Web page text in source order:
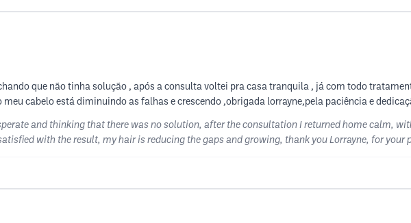
que não tinha solução , após a consulta voltei pra casa tranquila , já com todo
cabelo está diminuindo as falhas e crescendo ,obrigada lorrayne,pela paciência e
and thinking that there was no solution, after the consultation I returned home calm,
with the result, my hair is reducing the gaps and growing, thank you Lorrayne, for your